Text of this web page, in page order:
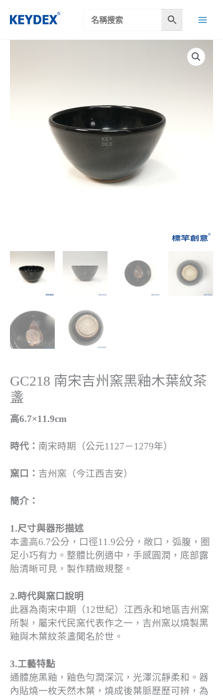
GC218 南宋吉州窯黑釉木葉紋茶
盞
高6.7×11.9cm
時代： 南宋時期（公元1127－1279年）
窯口： 吉州窯（今江西吉安）
簡介：
1.尺寸與器形描述
本盞高6.7公分，口徑11.9公分，敞口，弧腹，圈
足小巧有力。整體比例適中，手感圓潤，底部露
胎清晰可見，製作精緻規整。
2.時代與窯口說明
此器為南宋中期（12世紀）江西永和地區吉州窯
所製，屬宋代民窯代表作之一，吉州窯以燒製黑
釉與木葉紋茶盞聞名於世。
3.工藝特點
通體施黑釉，釉色勻潤深沉，光澤沉靜柔和。器
內貼燒一枚天然木葉，燒成後葉脈歷歷可辨，為